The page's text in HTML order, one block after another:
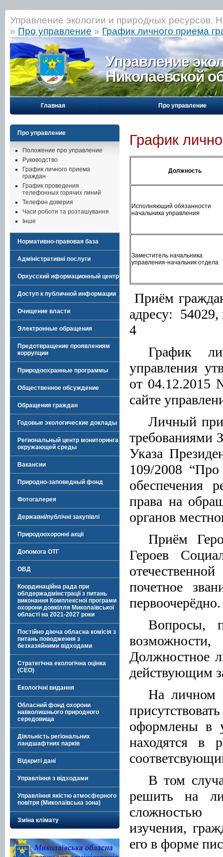
Управление экологии и природных ресурсов.
» Про управление » График личного приема
Управление
Николаевской
Главная Про управление
Про управление
Положение про управление
Руководство
График личного приема
граждан
График проведения
телефонных горячих линий
Телефон доверия
Часи роботи та розташування
Інше
Нормативно-правовая база
Адміністративні послуги
Орхусский иформационный центр
Доступ к публичной информации
Очищение власти
Электронные обращения
Предотвращение проявлениям
коррупции
Природоохранные программы
Общественное обсуждение
Обращения граждан
Годовые экологические доклады
Региональный центр мониторинга
окружающей среды
Вакансии
Природно-заповедный фонд
Фотогалерея
Державні/публічні закупівлі
Природоохоронні акції
Допомога ОТГ
ОВД
Координаційна рада при
облдержадмінстрації з питань
виконання Комплексної програми
охорони довкілля Миколаївської
області на 2021-2027 роки
Постійно діюча обласна комісія з
питань поводження з
безхазяйними відходами
Стратегічна екологічна оцінка
(СЕО)
Екологічні видання
Обласний фонд охорони
навколишнього природного
середовища
Діяльність регіональних
ландшафтних парків
Відкриті дані
Управління з відходами
Управління якістю атмосферного
повітря (Миколаївська зона)
Зміна клімату
График
Должность
Исполняющий обязанности
начальника управления
Заместитель начальника
управления-начальник отдела
Приём
адресу:
4
График
управления
от 04.12.2015
сайте
Личный
требованиями
Указа
109/2008 “Про
обеспечения
права на
органов
Приём
Героев
почетное
первоочерёдно.
Вопросы,
Должностное
действующим
На личном
оформлены в
находятся в
В том
решить на
сложностью
изучения,
его в форме